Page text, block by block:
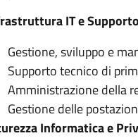
IT e
Gestione, sviluppo e
Supporto tecnico di
Amministrazione della
Gestione delle
Informatica e